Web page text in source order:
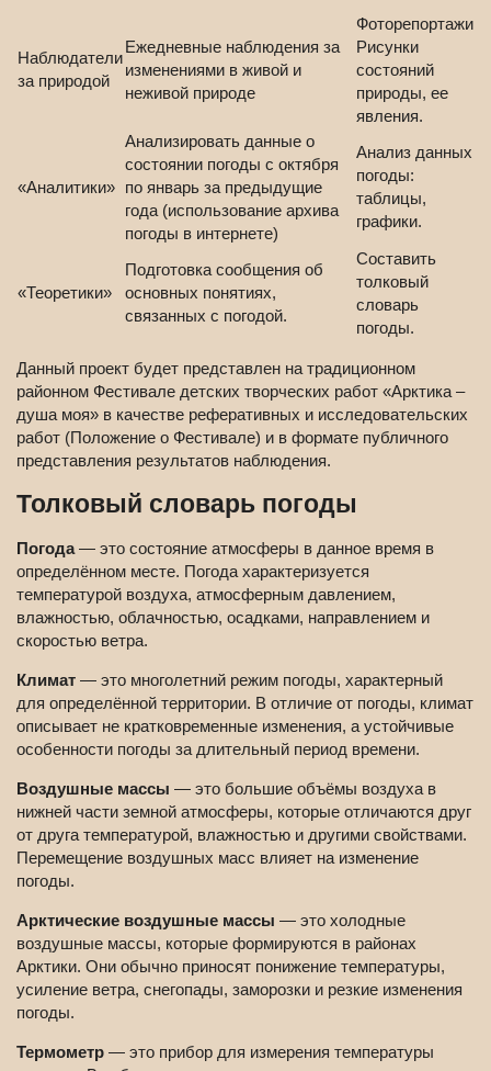
Наблюдатели
за природой
Ежедневные наблюдения за
изменениями в живой и
неживой природе
Фоторепортажи
Рисунки
состояний
природы, ее
явления.
«Аналитики»
Анализировать данные о
состоянии погоды с октября
по январь за предыдущие
года (использование архива
погоды в интернете)
Анализ данных
погоды:
таблицы,
графики.
«Теоретики»
Подготовка сообщения об
основных понятиях,
связанных с погодой.
Составить
толковый
словарь
погоды.
Данный проект будет представлен на традиционном
районном Фестивале детских творческих работ «Арктика –
душа моя» в качестве реферативных и исследовательских
работ (Положение о Фестивале) и в формате публичного
представления результатов наблюдения.
Толковый словарь погоды
Погода— это состояние атмосферы в данное время в
определённом месте. Погода характеризуется
температурой воздуха, атмосферным давлением,
влажностью, облачностью, осадками, направлением и
скоростью ветра.
Климат — это многолетний режим погоды, характерный
для определённой территории. В отличие от погоды, климат
описывает не кратковременные изменения, а устойчивые
особенности погоды за длительный период времени.
Воздушные массы — это большие объёмы воздуха в
нижней части земной атмосферы, которые отличаются друг
от друга температурой, влажностью и другими свойствами.
Перемещение воздушных масс влияет на изменение
погоды.
Арктические воздушные массы — это холодные
воздушные массы, которые формируются в районах
Арктики. Они обычно приносят понижение температуры,
усиление ветра, снегопады, заморозки и резкие изменения
погоды.
Термометр — это прибор для измерения температуры